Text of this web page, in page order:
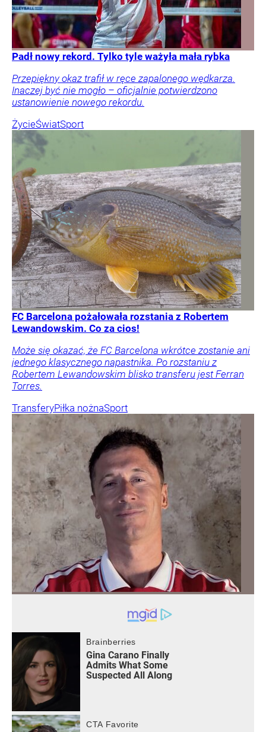
Padł nowy rekord. Tylko tyle ważyła mała rybka
Przepiękny okaz trafił w ręce zapalonego wędkarza.
Inaczej być nie mogło – oficjalnie potwierdzono
ustanowienie nowego rekordu.
ŻycieŚwiatSport
FC Barcelona pożałowała rozstania z Robertem
Lewandowskim. Co za cios!
Może się okazać, że FC Barcelona wkrótce zostanie ani
jednego klasycznego napastnika. Po rozstaniu z
Robertem Lewandowskim blisko transferu jest Ferran
Torres.
TransferyPiłka nożnaSport